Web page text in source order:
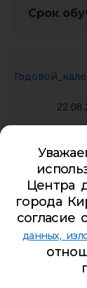
Срок
Учебный
учебный год
Центра
города
согласие
данных,